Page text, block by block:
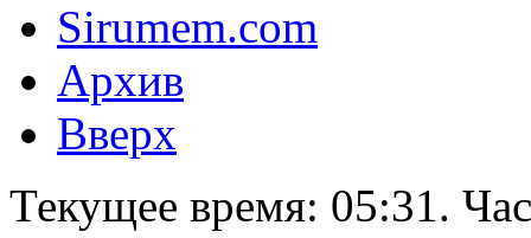
Sirumem.com
Архив
Вверх
Текущее время: 05:31.